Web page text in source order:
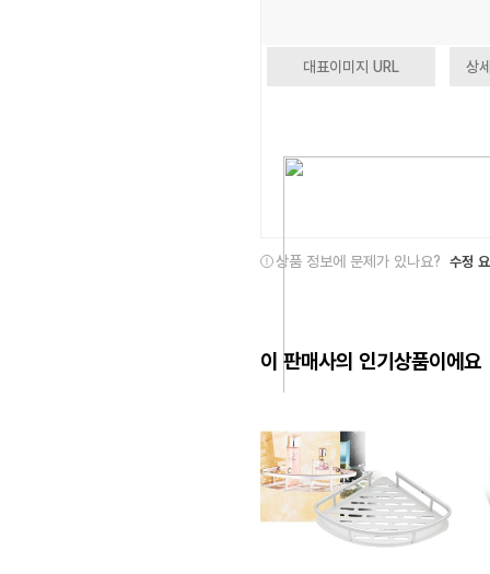
대표이미지 URL 상
상품 정보에 문제가 있나요? 수정
이 판매사의 인기상품이에요